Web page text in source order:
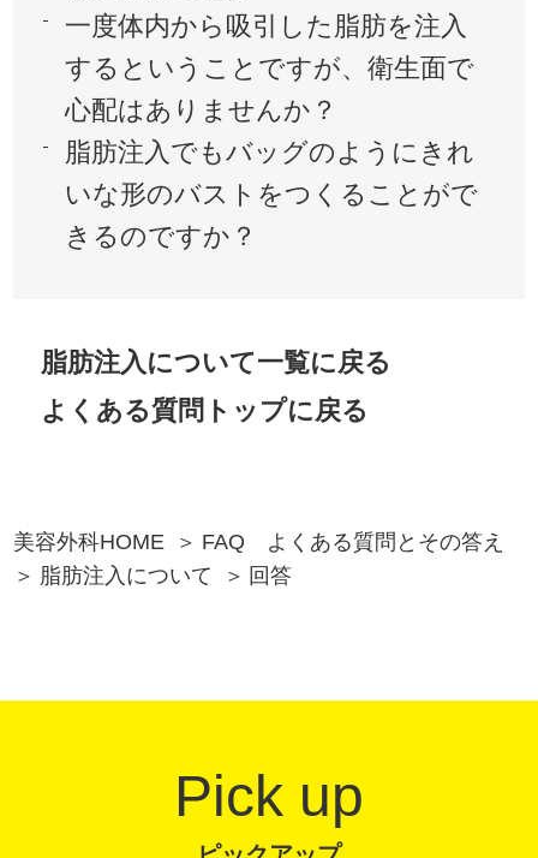
一度体内から吸引した脂肪を注入
するということですが、衛生面で
心配はありませんか？
脂肪注入でもバッグのようにきれ
いな形のバストをつくることがで
きるのですか？
脂肪注入について一覧に戻る
よくある質問トップに戻る
美容外科HOME
FAQ よくある質問とその答え
脂肪注入について
回答
Pick up